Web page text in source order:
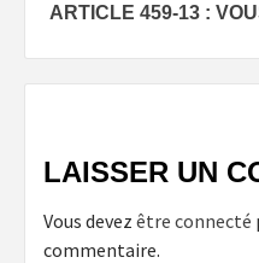
ARTICLE 459-13 :
LAISSER UN
Vous devez être connecté
commentaire.